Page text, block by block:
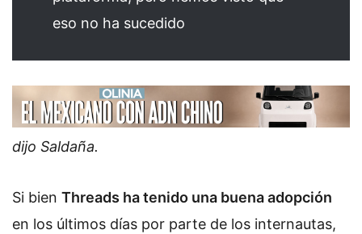
eso no ha sucedido
dijo Saldaña.
Si bien Threads ha tenido una buena adopción
en los últimos días por parte de los internautas,